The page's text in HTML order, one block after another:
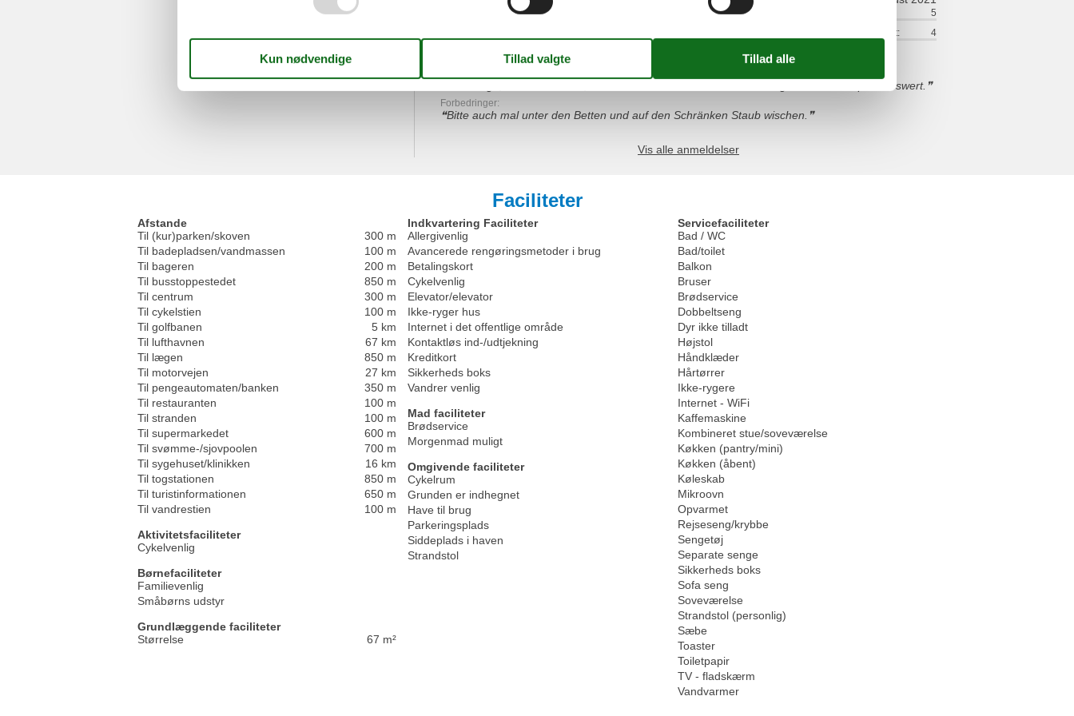
5 Komfort:
5
Service på stedet:
4
Værdi for pengene:
4
Tolle Lage, schöne Zimmer, sehr freundliche und hilfsbereite Gastgeber. Sehr empfehlenswert.
Forbedringer:
Bitte auch mal unter den Betten und auf den Schränken Staub wischen.
Vis alle anmeldelser
Faciliteter
Afstande
Til (kur)parken/skoven
300 m
Til badepladsen/vandmassen
100 m
Til bageren
200 m
Til busstoppestedet
850 m
Til centrum
300 m
Til cykelstien
100 m
Til golfbanen
5 km
Til lufthavnen
67 km
Til lægen
850 m
Til motorvejen
27 km
Til pengeautomaten/banken
350 m
Til restauranten
100 m
Til stranden
100 m
Til supermarkedet
600 m
Til svømme-/sjovpoolen
700 m
Til sygehuset/klinikken
16 km
Til togstationen
850 m
Til turistinformationen
650 m
Til vandrestien
100 m
Aktivitetsfaciliteter
Cykelvenlig
Børnefaciliteter
Familievenlig
Småbørns udstyr
Grundlæggende faciliteter
Størrelse
67 m²
Indkvartering Faciliteter
Allergivenlig
Avancerede rengøringsmetoder i brug
Betalingskort
Cykelvenlig
Elevator/elevator
Ikke-ryger hus
Internet i det offentlige område
Kontaktløs ind-/udtjekning
Kreditkort
Sikkerheds boks
Vandrer venlig
Mad faciliteter
Brødservice
Morgenmad muligt
Omgivende faciliteter
Cykelrum
Grunden er indhegnet
Have til brug
Parkeringsplads
Siddeplads i haven
Strandstol
Servicefaciliteter
Bad / WC
Bad/toilet
Balkon
Bruser
Brødservice
Dobbeltseng
Dyr ikke tilladt
Højstol
Håndklæder
Hårtørrer
Ikke-rygere
Internet - WiFi
Kaffemaskine
Kombineret stue/soveværelse
Køkken (pantry/mini)
Køkken (åbent)
Køleskab
Mikroovn
Opvarmet
Rejseseng/krybbe
Sengetøj
Separate senge
Sikkerheds boks
Sofa seng
Soveværelse
Strandstol (personlig)
Sæbe
Toaster
Toiletpapir
TV - fladskærm
Vandvarmer